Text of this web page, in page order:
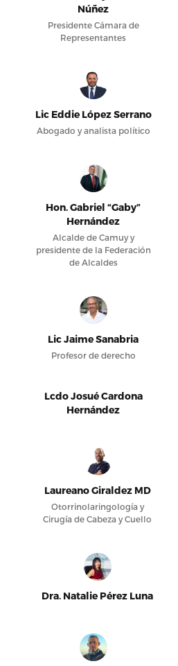
Núñez
Presidente Cámara de
Representantes
Lic Eddie López Serrano
Abogado y analista político
Hon. Gabriel “Gaby”
Hernández
Alcalde de Camuy y
presidente de la Federación
de Alcaldes
Lic Jaime Sanabria
Profesor de derecho
Lcdo Josué Cardona
Hernández
Laureano Giraldez MD
Otorrinolaringología y
Cirugía de Cabeza y Cuello
Dra. Natalie Pérez Luna